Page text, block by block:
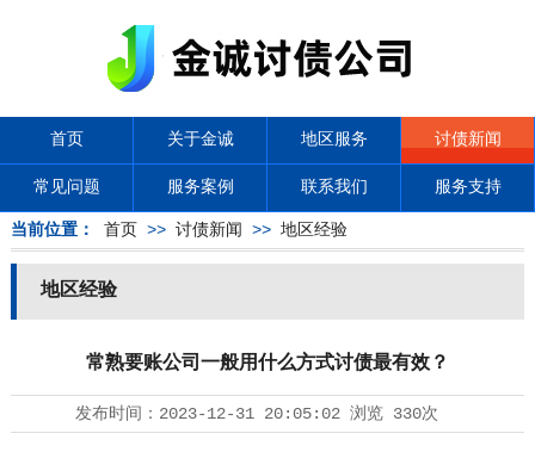
首页 关于金诚 地区服务 讨债新闻
常见问题 服务案例 联系我们 服务支持
当前位置： 首页 >> 讨债新闻 >> 地区经验
地区经验
常熟要账公司一般用什么方式讨债最有效？
发布时间： 2023-12-31 20:05:02浏览 330次